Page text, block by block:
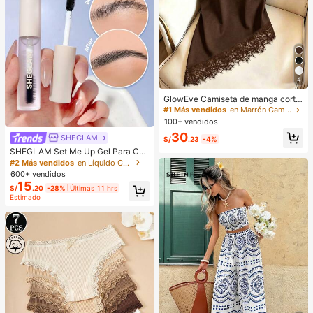
SHEGLAM
SHEGLAM Set Me Up Gel Para Cej
as Marca De Belleza CosméTica M
aquillaje Para Mujeres Y NiñAs
#2 Más vendidos
en Líquido Cejas
600+ vendidos
S/15.20 -28% Últimas 11 hrs
Estimado
4
GlowEve Camiseta de manga corta
de cuello redondo de unicolor casu
al versátil para uso diario para muje
r
#1 Más vendidos
en Marrón Camisetas básicas informales
100+ vendidos
S/30.23 -4%